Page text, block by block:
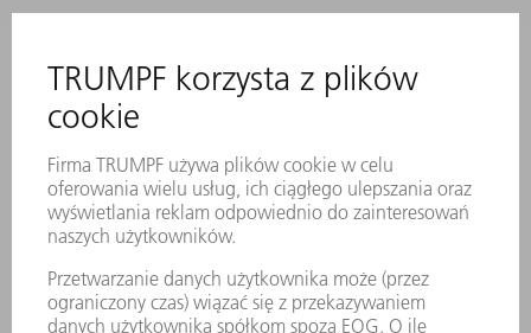
SERWIS ONLINE
KONTAKT
LOKALIZACJE
WYDARZENIA I TERMINY
SUBSKRYPCJA NEWSLETTERA
MYTRUMPF
KARTY BEZPIECZEŃSTWA
PRODUKTY
MASZYNY & SYSTEMY
LASER